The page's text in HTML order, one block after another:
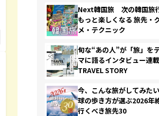
Next韓国旅 次の韓国旅
もっと楽しくなる 旅先・
メ・テクニック
旬な“あの人”が「旅」を
マに語るインタビュー連
TRAVEL STORY
今、こんな旅がしてみた
球の歩き方が選ぶ2026年
行くべき旅先30